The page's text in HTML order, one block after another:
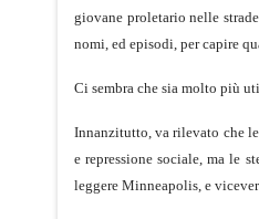
giovane proletario nelle
nomi, ed episodi, per capire
Ci sembra che sia molto più
Innanzitutto, va rilevato che
e repressione sociale, ma le
leggere Minneapolis, e